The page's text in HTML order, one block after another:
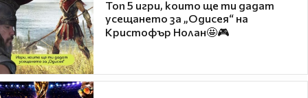
Топ 5 игри, които ще ти дадат
усещането за „Одисея“ на
Кристофър Нолан🤩🎮